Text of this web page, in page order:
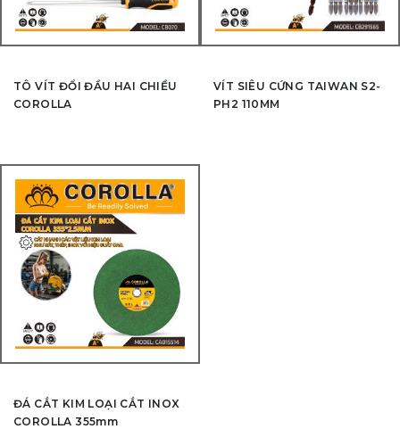
TÔ VÍT ĐỔI ĐẦU HAI CHIỀU
COROLLA
VÍT SIÊU CỨNG TAIWAN S2-
PH2 110MM
ĐÁ CẮT KIM LOẠI CẮT INOX
COROLLA 355mm